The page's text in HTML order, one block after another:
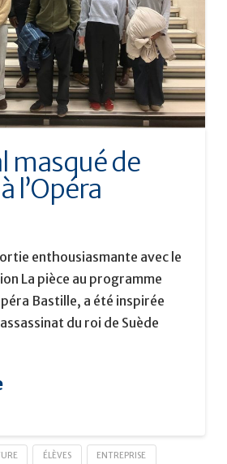
masqué de
l’Opéra
enthousiasmante avec le
La pièce au programme
Bastille, a été inspirée
du roi de Suède
ÉLÈVES ENTREPRISE